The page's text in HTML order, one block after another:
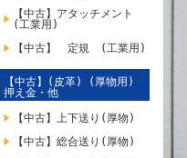
【中古】アタッチメント
(工業用)
【中古】 定規 (工業用)
【中古】(皮革) (厚物用)
押え金・他
【中古】上下送り(厚物)
【中古】総合送り(厚物)